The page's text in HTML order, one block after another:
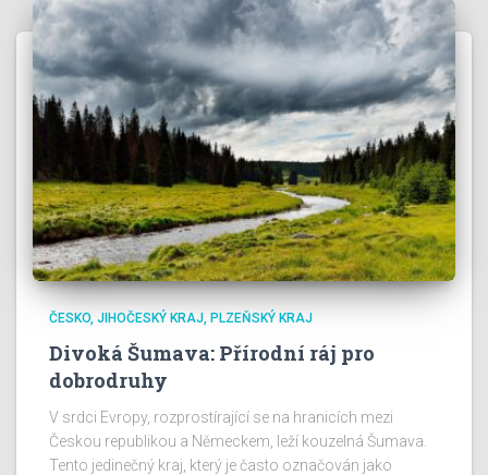
ČESKO JIHOČESKÝ KRAJ PLZEŇSKÝ KRAJ
Divoká Šumava: Přírodní ráj pro
dobrodruhy
V srdci Evropy, rozprostírající se na hranicích mezi
Českou republikou a Německem, leží kouzelná Šumava.
Tento jedinečný kraj, který je často označován jako